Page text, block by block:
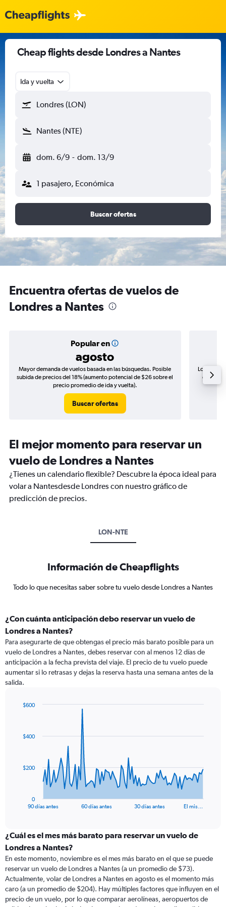
Cheap flights desde Londres a Nantes
Ida y vuelta
Londres (LON)
Nantes (NTE)
dom. 6/9 - dom. 13/9
1 pasajero, Económica
Buscar ofertas
Encuentra ofertas de vuelos de
Londres a Nantes
Popular en
agosto
Mayor demanda de vuelos basada en las búsquedas. Posible
subida de precios del 18% (aumento potencial de $26 sobre el
precio promedio de ida y vuelta).
Buscar ofertas
Los
de
El mejor momento para reservar un
vuelo de Londres a Nantes
¿Tienes un calendario flexible? Descubre la época ideal para
volar a Nantesdesde Londres con nuestro gráfico de
predicción de precios.
LON-NTE
Información de Cheapflights
Todo lo que necesitas saber sobre tu vuelo desde Londres a Nantes
¿Con cuánta anticipación debo reservar un vuelo de
Londres a Nantes?
Para asegurarte de que obtengas el precio más barato posible para un
vuelo de Londres a Nantes, debes reservar con al menos 12 días de
anticipación a la fecha prevista del viaje. El precio de tu vuelo puede
aumentar si lo retrasas y dejas la reserva hasta una semana antes de la
salida.
data
The
categories.
Range:
categories.
The
chart
has
1
90 días antes 60 días antes 30 días antes El mis…
0
$200
$400
$600
¿Cuál es el mes más barato para reservar un vuelo de
Londres a Nantes?
En este momento, noviembre es el mes más barato en el que se puede
reservar un vuelo de Londres a Nantes (a un promedio de $73).
Actualmente, volar de Londres a Nantes en agosto es el momento más
caro (a un promedio de $204). Hay múltiples factores que influyen en el
precio de un vuelo, por lo que comparar aerolíneas, aeropuertos de